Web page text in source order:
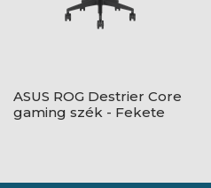
ASUS ROG Destrier Core
gaming szék - Fekete